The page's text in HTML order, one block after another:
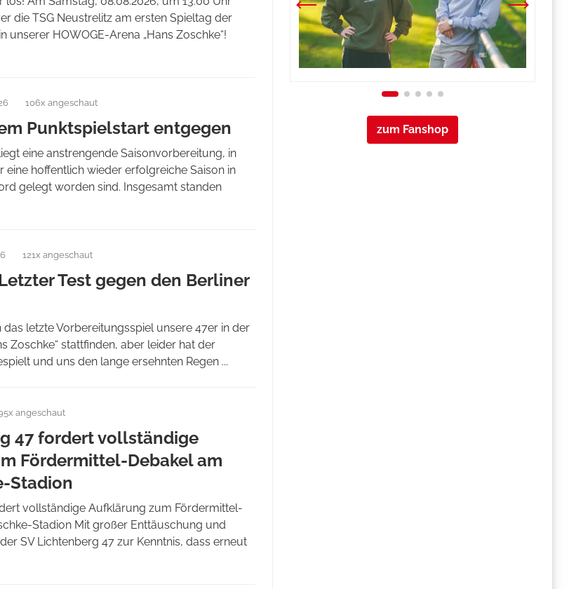
die TSG Neustrelitz am ersten Spieltag der
unserer HOWOGE-Arena „Hans Zoschke“!
106x angeschaut
Punktspielstart entgegen
eine anstrengende Saisonvorbereitung, in
eine hoffentlich wieder erfolgreiche Saison in
gelegt worden sind. Insgesamt standen
121x angeschaut
Letzter Test gegen den Berliner
letzte Vorbereitungsspiel unsere 47er in der
Zoschke“ stattfinden, aber leider hat der
und uns den lange ersehnten Regen ...
angeschaut
47 fordert vollständige
Fördermittel-Debakel am
Stadion
vollständige Aufklärung zum Fördermittel-
Stadion Mit großer Enttäuschung und
SV Lichtenberg 47 zur Kenntnis, dass erneut
zum Fanshop